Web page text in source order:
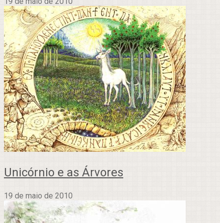
Unicórnio e as Árvores
19 de maio de 2010